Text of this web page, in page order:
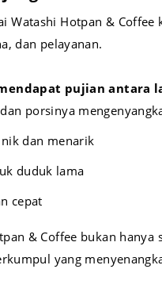
Watashi Hotpan & Coffee
dan pelayanan.
pujian antara
porsinya
dan menarik
duduk lama
cepat
& Coffee bukan hanya
yang